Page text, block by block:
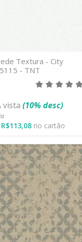
Textura - City
- TNT
vista (10% desc)
R$113,08 no cartão